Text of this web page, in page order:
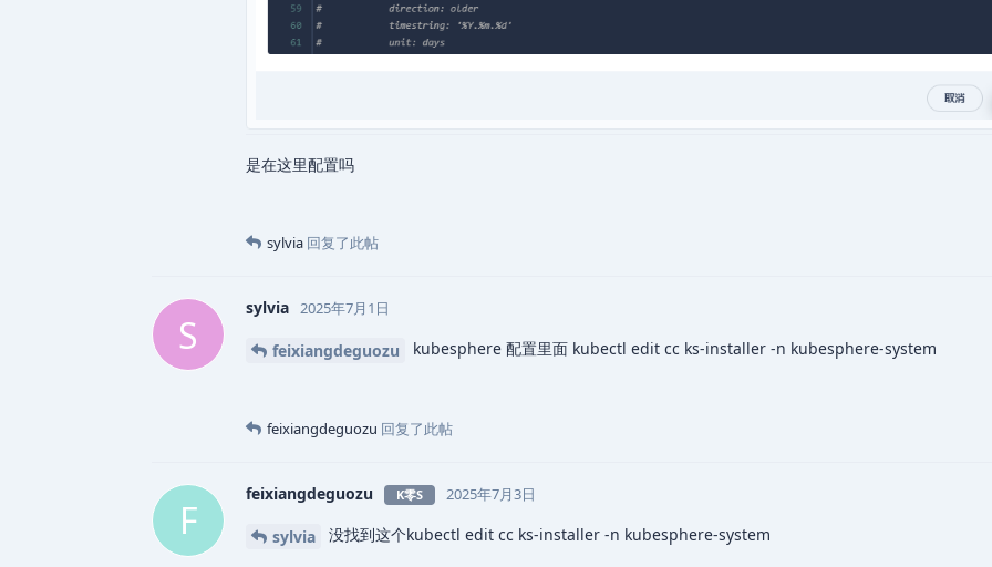
是在这里配置吗
sylvia 回复了此帖
S
sylvia 2025年7月1日
feixiangdeguozu kubesphere 配置里面 kubectl edit cc ks-installer -n kubesphere-system
feixiangdeguozu 回复了此帖
F
feixiangdeguozu K零S 2025年7月3日
sylvia 没找到这个kubectl edit cc ks-installer -n kubesphere-system